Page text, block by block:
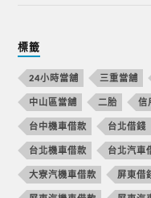
標籤
24小時當舖 三重當舖
中山區當舖 二胎 信
台中機車借款 台北借錢
台北機車借款 台北汽車
大寮汽機車借款 屏東借